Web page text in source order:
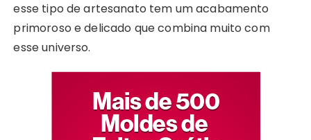
esse tipo de artesanato tem um acabamento
primoroso e delicado que combina muito com
esse universo.